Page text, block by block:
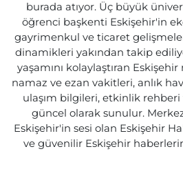
burada atıyor. Üç büyük
öğrenci başkenti Eskişehir'in
gayrimenkul ve ticaret
dinamikleri yakından takip
yaşamını kolaylaştıran
namaz ve ezan vakitleri, anlık
ulaşım bilgileri, etkinlik
güncel olarak sunulur.
Eskişehir'in sesi olan Eskişehir
ve güvenilir Eskişehir